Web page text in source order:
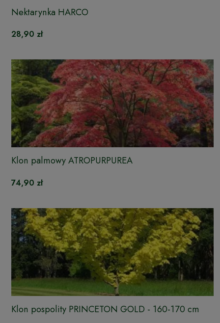
Nektarynka HARCO
28,90 zł
Klon palmowy ATROPURPUREA
74,90 zł
Klon pospolity PRINCETON GOLD - 160-170 cm